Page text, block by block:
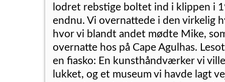
lodret rebstige boltet ind i klippen i
endnu. Vi overnattede i den virkelig
hvor vi blandt andet mødte Mike,
overnatte hos på Cape Agulhas.
en fiasko: En kunsthåndværker vi
lukket, og et museum vi havde lagt